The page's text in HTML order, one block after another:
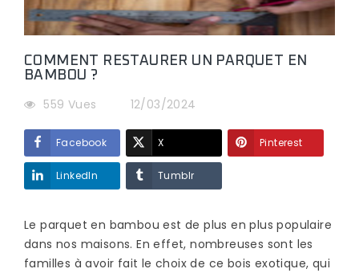
COMMENT RESTAURER UN PARQUET EN
BAMBOU ?
559 Vues 12/03/2024
Facebook X Pinterest
LinkedIn Tumblr
Le parquet en bambou est de plus en plus populaire
dans nos maisons. En effet, nombreuses sont les
familles à avoir fait le choix de ce bois exotique, qui